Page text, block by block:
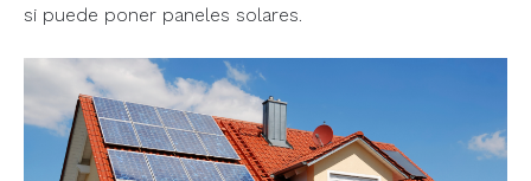
si puede poner paneles solares.